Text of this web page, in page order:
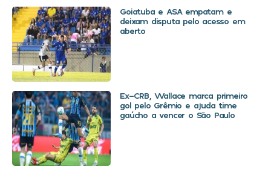
Goiatuba e ASA empatam e
deixam disputa pelo acesso em
aberto
Ex-CRB, Wallace marca primeiro
gol pelo Grêmio e ajuda time
gaúcho a vencer o São Paulo